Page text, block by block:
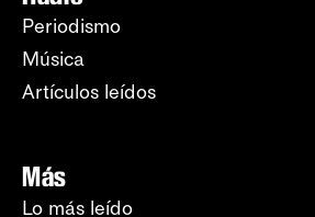
Periodismo
Música
Artículos leídos
Más
Lo más leído